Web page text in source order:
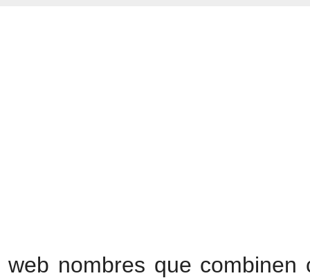
nombres que combinen